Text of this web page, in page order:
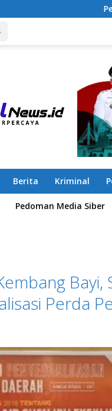
Pemilahan Sampah
Berita Kriminal
Pedoman Media Siber
Perda